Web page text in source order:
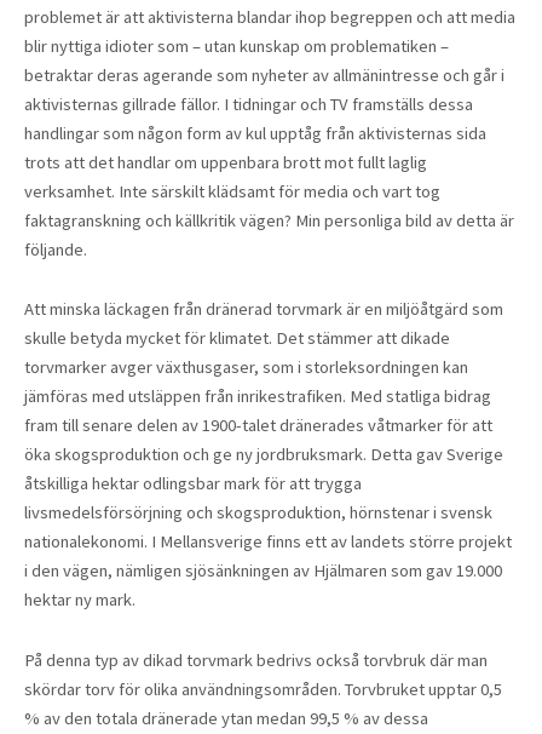
problemet är att aktivisterna blandar ihop begreppen och att media
blir nyttiga idioter som – utan kunskap om problematiken –
betraktar deras agerande som nyheter av allmänintresse och går i
aktivisternas gillrade fällor. I tidningar och TV framställs dessa
handlingar som någon form av kul upptåg från aktivisternas sida
trots att det handlar om uppenbara brott mot fullt laglig
verksamhet. Inte särskilt klädsamt för media och vart tog
faktagranskning och källkritik vägen? Min personliga bild av detta är
följande.
Att minska läckagen från dränerad torvmark är en miljöåtgärd som
skulle betyda mycket för klimatet. Det stämmer att dikade
torvmarker avger växthusgaser, som i storleksordningen kan
jämföras med utsläppen från inrikestrafiken. Med statliga bidrag
fram till senare delen av 1900-talet dränerades våtmarker för att
öka skogsproduktion och ge ny jordbruksmark. Detta gav Sverige
åtskilliga hektar odlingsbar mark för att trygga
livsmedelsförsörjning och skogsproduktion, hörnstenar i svensk
nationalekonomi. I Mellansverige finns ett av landets större projekt
i den vägen, nämligen sjösänkningen av Hjälmaren som gav 19.000
hektar ny mark.
På denna typ av dikad torvmark bedrivs också torvbruk där man
skördar torv för olika användningsområden. Torvbruket upptar 0,5
% av den totala dränerade ytan medan 99,5 % av dessa